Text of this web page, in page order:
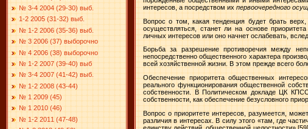
№ 3-4 2004 (29-30) выб.
1-2 2005 (31-32) выб.
№ 1-2 2006 (35-36) выб.
№ 3 2006 (37) выборочно
№ 4 2006 (38) выборочно
№ 1-2 2007 (39-40) выб
№ 3-4 2007 (41-42) выб.
№ 1-2 2008 (43-44)
№ 1 2009 (45)
№ 1 2010 (46)
№ 1-2 2011 (47-48)
интересов, а посредством их первоочередного
Вопрос о том, какая тенденция будет брать
осуществляться, станет ли на основе
личных интересов или оно начнет ослабевать,
Борьба за разрешение противоречия между
непосредственно общественного характера
всей хозяйственной жизни. В этом прежде всего
Обеспечение приоритета общественных
реального функционирования общественной
собственности. В Политическом докладе ЦК
собственности, как обеспечение безусловного
Вопрос о приоритете интересов, разумеется,
различия в интересах. В силу этого «там, где
единству действий, общественной целостности»